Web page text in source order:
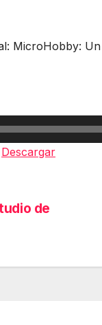
MicroHobby:
Descargar
de